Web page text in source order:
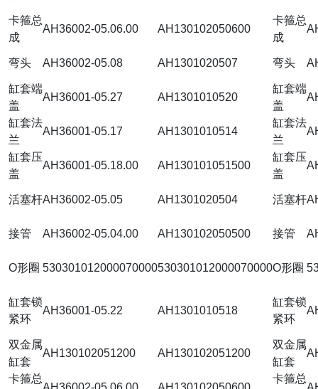
卡箍总
成
AH36002-05.06.00 AH130102050600
卡箍总
成
弯头 AH36002-05.08 AH1301020507 弯头
缸套端
盖
AH36001-05.27 AH1301010520
缸套端
盖
缸套法
兰
AH36001-05.17 AH1301010514
缸套法
兰
缸套压
盖
AH36001-05.18.00 AH130101051500
缸套压
盖
活塞杆AH36002-05.05 AH1301020504 活塞杆
接管 AH36002-05.04.00 AH130102050500 接管
O形圈 530301012000070000530301012000070000O形圈
缸套锁
紧环
AH36001-05.22 AH1301010518
缸套锁
紧环
双金属
缸套
AH130102051200 AH130102051200
双金属
缸套
卡箍总
卡箍总